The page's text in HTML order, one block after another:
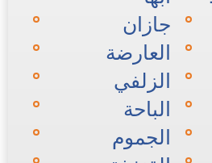
جازان
العارضة
الزلفي
الباحة
الجموم